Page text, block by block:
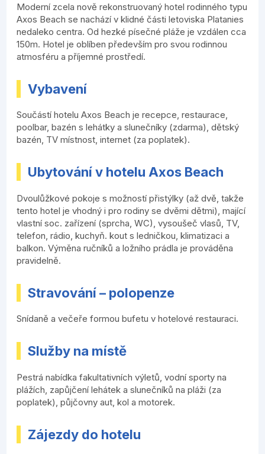
Moderní zcela nově rekonstruovaný hotel rodinného typu
Axos Beach se nachází v klidné části letoviska Platanies
nedaleko centra. Od hezké písečné pláže je vzdálen cca
150m. Hotel je oblíben především pro svou rodinnou
atmosféru a příjemné prostředí.
Vybavení
Součástí hotelu Axos Beach je recepce, restaurace,
poolbar, bazén s lehátky a slunečníky (zdarma), dětský
bazén, TV místnost, internet (za poplatek).
Ubytování v hotelu Axos Beach
Dvoulůžkové pokoje s možností přistýlky (až dvě, takže
tento hotel je vhodný i pro rodiny se dvěmi dětmi), mající
vlastní soc. zařízení (sprcha, WC), vysoušeč vlasů, TV,
telefon, rádio, kuchyň. kout s ledničkou, klimatizaci a
balkon. Výměna ručníků a ložního prádla je prováděna
pravidelně.
Stravování – polopenze
Snídaně a večeře formou bufetu v hotelové restauraci.
Služby na místě
Pestrá nabídka fakultativních výletů, vodní sporty na
plážích, zapůjčení lehátek a slunečníků na pláži (za
poplatek), půjčovny aut, kol a motorek.
Zájezdy do hotelu